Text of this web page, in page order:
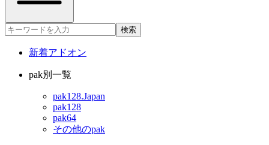
検索
新着アドオン
pak別一覧
pak128.Japan
pak128
pak64
その他のpak